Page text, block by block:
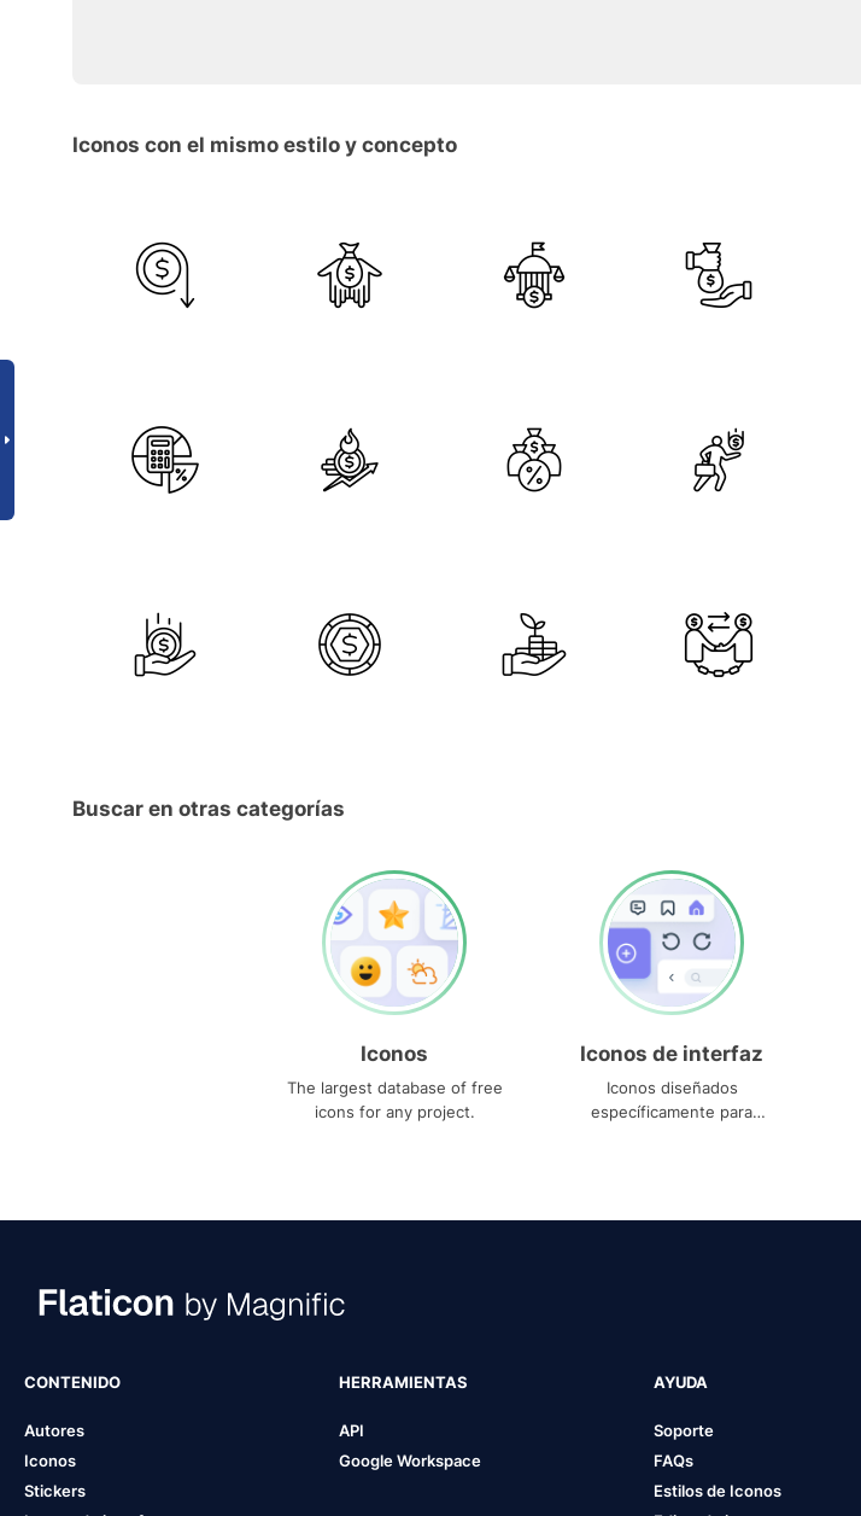
Iconos con el mismo estilo y concepto
Buscar en otras categorías
Iconos
The largest database of free
icons for any project.
Iconos de interfaz
Iconos diseñados
específicamente para
CONTENIDO
Autores
Iconos
Stickers
HERRAMIENTAS
API
Google Workspace
AYUDA
Soporte
FAQs
Estilos de Iconos